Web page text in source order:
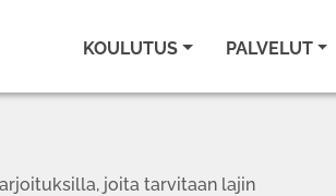
KOULUTUS PALVELUT
joita tarvitaan lajin